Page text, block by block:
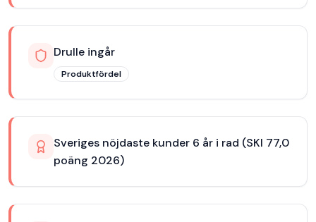
Drulle ingår
Produktfördel
Sveriges nöjdaste kunder 6 år i rad (SKI 77,0
poäng 2026)